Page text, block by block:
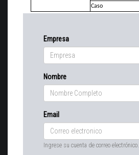
Caso
Empresa
Nombre
Email
Ingrese su cuenta de correo electrónico.